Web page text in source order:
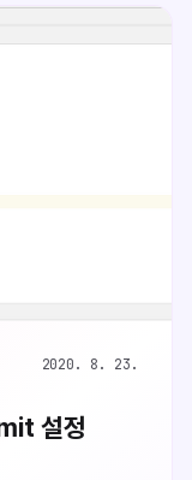
line number 쪽의
2020. 8. 23.
설정